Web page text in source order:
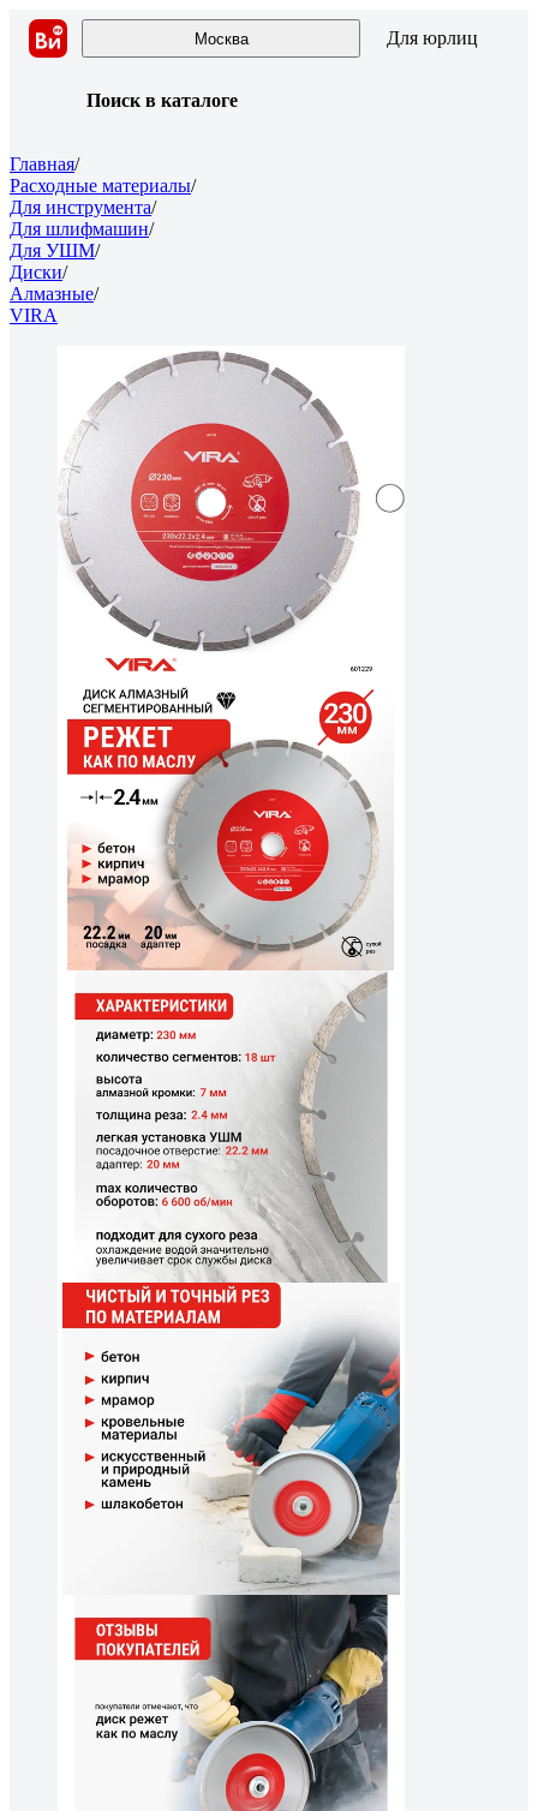
Москва Для юрлиц
Поиск в каталоге
Главная/
Расходные материалы/
Для инструмента/
Для шлифмашин/
Для УШМ/
Диски/
Алмазные/
VIRA